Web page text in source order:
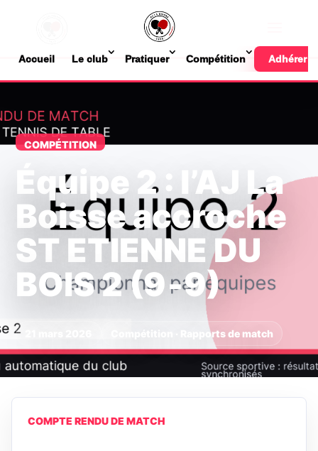
Accueil Le club Pratiquer Compétition Adhérer
COMPÉTITION
Équipe 2 : l’AJ La
Boisse accroche
ST ETIENNE DU
BOIS 2 (9‑9)
Compétition · Rapports de match
COMPTE RENDU DE MATCH